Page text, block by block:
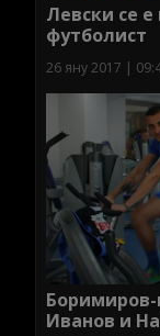
Левски се
футболист
26 яну 2017 |
Иванов и